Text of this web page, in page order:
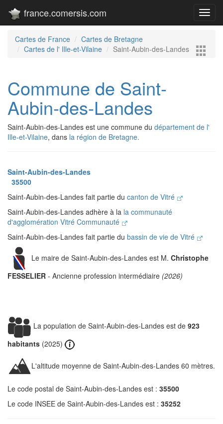
france.comersis.com
Cartes de France
Cartes de Bretagne
Cartes de l' Ille-et-Vilaine
Saint-Aubin-des-Landes
Commune de Saint-
Aubin-des-Landes
Saint-Aubin-des-Landes est une commune du département de l'
Ille-et-Vilaine, dans la région de Bretagne.
Saint-Aubin-des-Landes
35500
Saint-Aubin-des-Landes fait partie du canton de Vitré
Saint-Aubin-des-Landes adhère à la la communauté
d'agglomération Vitré Communauté
Saint-Aubin-des-Landes fait partie du bassin de vie de Vitré
Le maire de Saint-Aubin-des-Landes est M. Christophe
FESSELIER - Ancienne profession intermédiaire (2026)
La population de Saint-Aubin-des-Landes est de 923
habitants (2025)
L'altitude moyenne de Saint-Aubin-des-Landes 60 mètres.
Le code postal de Saint-Aubin-des-Landes est : 35500
Le code INSEE de Saint-Aubin-des-Landes est : 35252